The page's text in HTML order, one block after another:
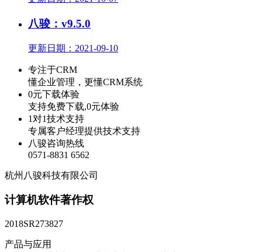
八骏：v9.5.0
更新日期：2021-09-10
专注于CRM
懂企业管理，更懂CRM系统
0元下载体验
支持免费下载,0元体验
1对1技术支持
专属客户经理提供技术支持
八骏咨询热线
0571-8831 6562
杭州八骏科技有限公司
计算机软件著作权
2018SR273827
产品与应用